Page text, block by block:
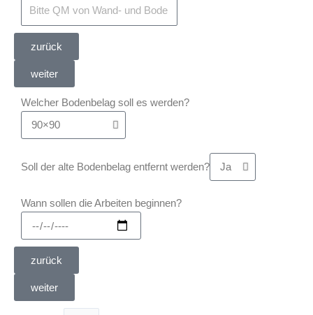
zurück
weiter
Welcher Bodenbelag soll es werden?
Soll der alte Bodenbelag entfernt werden?
Wann sollen die Arbeiten beginnen?
zurück
weiter